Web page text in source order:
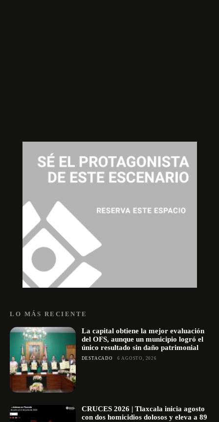
LO MÁS RECIENTE
La capital obtiene la mejor evaluación
del OFS, aunque un municipio logró el
único resultado sin daño patrimonial
DESTACADO 6 AGOSTO, 2026
CRUCES 2026 | Tlaxcala inicia agosto
con dos homicidios dolosos y eleva a 89